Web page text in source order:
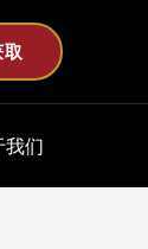
我们